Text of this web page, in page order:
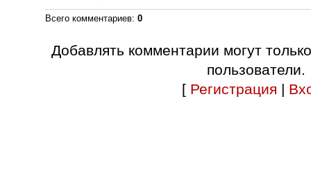
Всего комментариев: 0
Добавлять комментарии могут
пользователи.
[ Регистрация |